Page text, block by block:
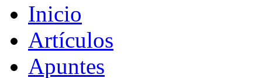
Inicio
Artículos
Apuntes